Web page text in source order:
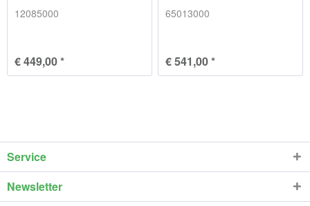
12085000
€ 449,00 *
65013000
€ 541,00 *
Service
Newsletter